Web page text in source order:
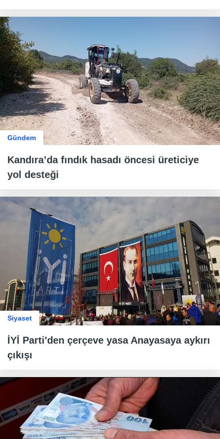
Gündem
Kandıra’da fındık hasadı öncesi üreticiye
yol desteği
Siyaset
İYİ Parti'den çerçeve yasa Anayasaya aykırı
çıkışı